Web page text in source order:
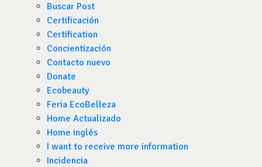
Buscar Post
Certificación
Certification
Concientización
Contacto nuevo
Donate
Ecobeauty
Feria EcoBelleza
Home Actualizado
Home inglés
I want to receive more information
Incidencia